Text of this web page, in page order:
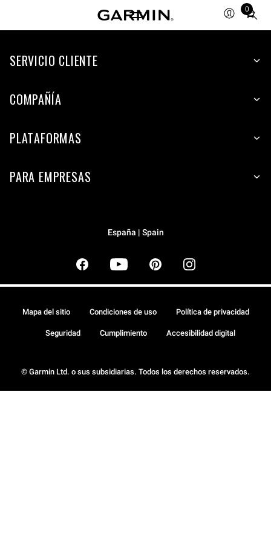
0
Total
items
cart:
SERVICIO CLIENTE
COMPAÑÍA
PLATAFORMAS
PARA EMPRESAS
España | Spain
© Garmin Ltd. o sus subsidiarias. Todos los derechos reservados.
Mapa del sitio Condiciones de uso Política de privacidad
Seguridad Cumplimiento Accesibilidad digital